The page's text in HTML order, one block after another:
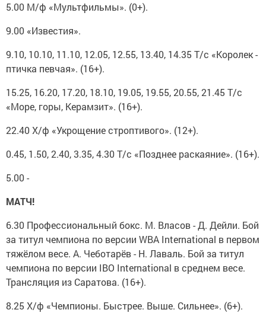
5.00 М/ф «Мультфильмы». (0+).
9.00 «Известия».
9.10, 10.10, 11.10, 12.05, 12.55, 13.40, 14.35 Т/с «Королек -
птичка певчая». (16+).
15.25, 16.20, 17.20, 18.10, 19.05, 19.55, 20.55, 21.45 Т/с
«Море, горы, Керамзит». (16+).
22.40 Х/ф «Укрощение строптивого». (12+).
0.45, 1.50, 2.40, 3.35, 4.30 Т/с «Позднее раскаяние». (16+).
5.00 -
МАТЧ!
6.30 Профессиональный бокс. М. Власов - Д. Дейли. Бой
за титул чемпиона по версии WBA International в первом
тяжёлом весе. А. Чеботарёв - Н. Лаваль. Бой за титул
чемпиона по версии IBO International в среднем весе.
Трансляция из Саратова. (16+).
8.25 Х/ф «Чемпионы. Быстрее. Выше. Сильнее». (6+).